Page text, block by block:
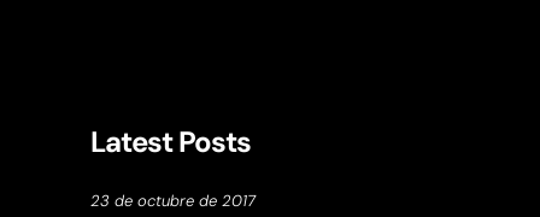
Latest Posts
23 de octubre de 2017